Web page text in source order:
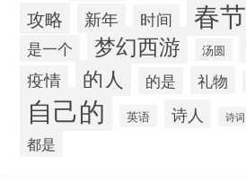
攻略 新年 时间 春节
是一个 梦幻西游 汤圆
疫情 的人 的是 礼物
自己的 英语 诗人 诗词
都是